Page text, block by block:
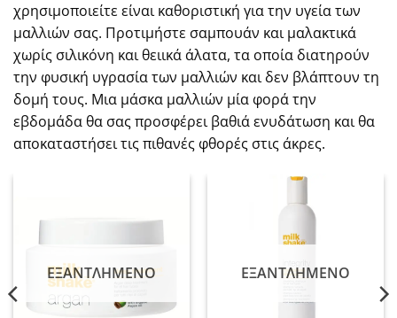
χρησιμοποιείτε είναι καθοριστική για την υγεία των
μαλλιών σας. Προτιμήστε σαμπουάν και μαλακτικά
χωρίς σιλικόνη και θειικά άλατα, τα οποία διατηρούν
την φυσική υγρασία των μαλλιών και δεν βλάπτουν τη
δομή τους. Μια μάσκα μαλλιών μία φορά την
εβδομάδα θα σας προσφέρει βαθιά ενυδάτωση και θα
αποκαταστήσει τις πιθανές φθορές στις άκρες.
ΕΞΑΝΤΛΗΜΈΝΟ ΕΞΑΝΤΛΗΜΈΝΟ